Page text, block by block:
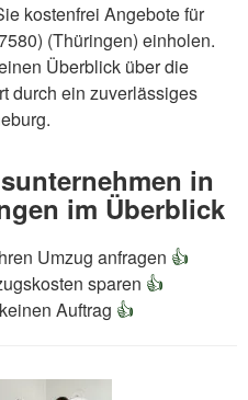
kostenfrei Angebote für
(Thüringen) einholen.
Überblick über die
durch ein zuverlässiges
in
im Überblick
Umzug anfragen 👍
sparen 👍
Auftrag 👍